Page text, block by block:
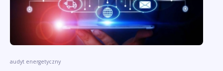
audyt energetyczny